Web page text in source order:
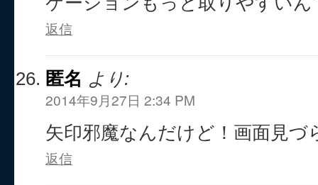
返信
匿名 より:
2014年9月27日 2:34 PM
矢印邪魔なんだけど！画面見づ
返信